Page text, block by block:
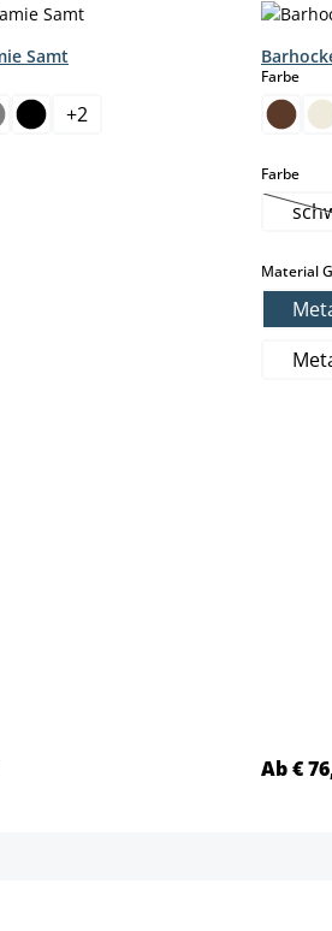
Samt
+2
Farbe
Farbe
Material
Ab €